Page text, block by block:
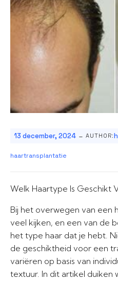
13 december, 2024 - AUTHOR:
haartransplantatie
Welk Haartype Is Geschikt
Bij het overwegen van een
veel kijken, en een van de
het type haar dat je hebt.
de geschiktheid voor een
variëren op basis van
textuur. In dit artikel duiken